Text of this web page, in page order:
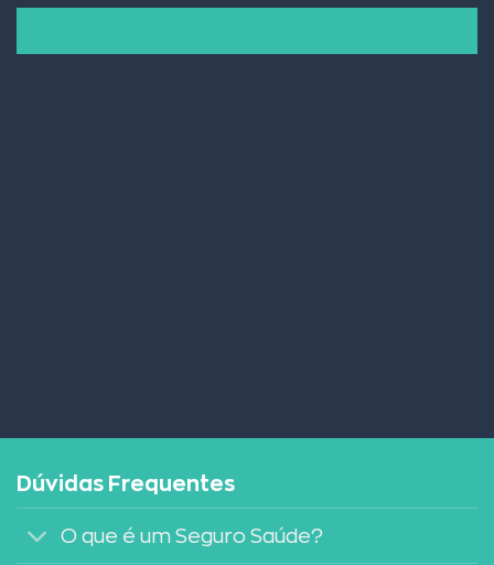
Dúvidas Frequentes
O que é um Seguro Saúde?